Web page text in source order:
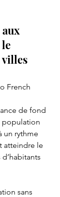
villes
French
de fond
population
un rythme
atteindre le
sans